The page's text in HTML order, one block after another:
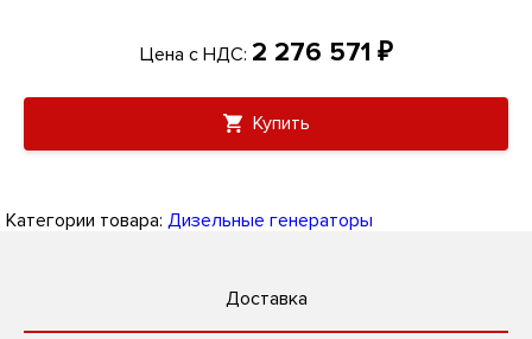
Цена с НДС: 2 276 571 ₽
Купить
Категории товара: Дизельные генераторы
Доставка